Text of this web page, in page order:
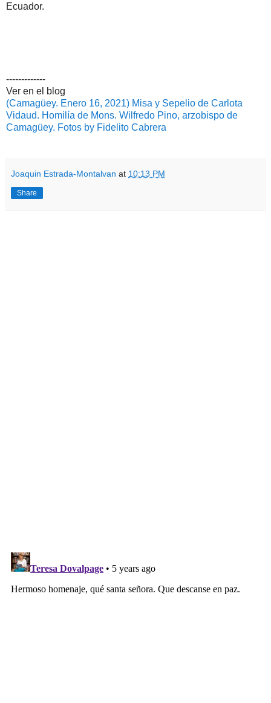
Ecuador.
-------------
Ver en el blog
(Camagüey. Enero 16, 2021) Misa y Sepelio de Carlota
Vidaud. Homilía de Mons. Wilfredo Pino, arzobispo de
Camagüey. Fotos by Fidelito Cabrera
Joaquin Estrada-Montalvan at 10:13 PM
Share